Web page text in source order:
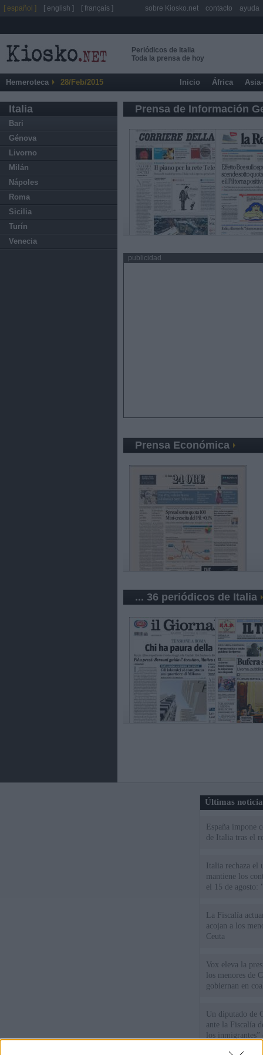
Periódicos de Italia
Toda la prensa de hoy
Hemeroteca 28/Feb/2015 Inicio África
Italia
Bari
Génova
Livorno
Milán
Nápoles
Roma
Sicilia
Turín
Venecia
Prensa de Información
publicidad
Prensa Económica
... 36 periódicos de Italia
Últimas
España impone
de Italia tras el
Italia rechaza
mantiene los
el 15 de agosto:
La Fiscalía
acojan a los
Ceuta
Vox eleva la
los menores de
gobiernan en
Un diputado de
ante la Fiscalía
los inmigrantes”
[ español ] [ english ] [ français ] sobre Kiosko.net contacto ayuda